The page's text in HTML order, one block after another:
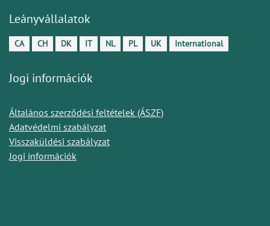
Leányvállalatok
CA CH DK IT NL PL UK International
Jogi információk
Általános szerződési feltételek (ÁSZF)
Adatvédelmi szabályzat
Visszaküldési szabályzat
Jogi információk